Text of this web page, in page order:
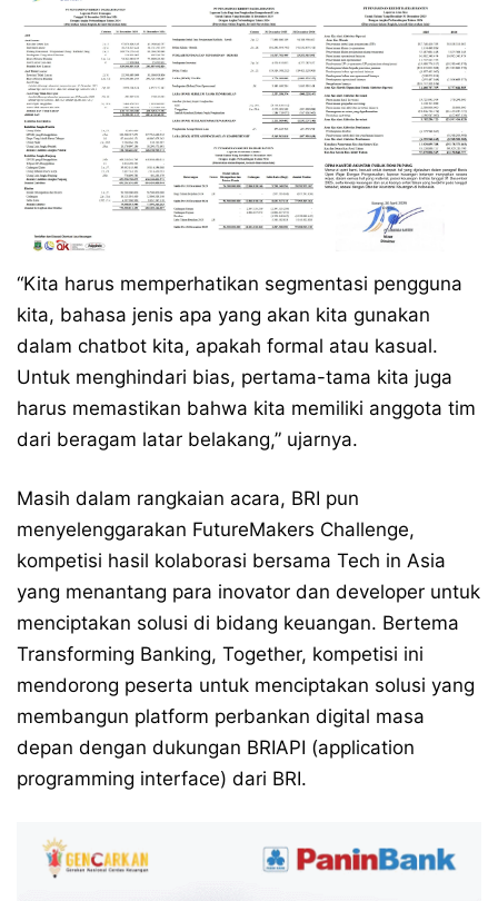
“Kita harus memperhatikan segmentasi pengguna
kita, bahasa jenis apa yang akan kita gunakan
dalam chatbot kita, apakah formal atau kasual.
Untuk menghindari bias, pertama-tama kita juga
harus memastikan bahwa kita memiliki anggota tim
dari beragam latar belakang,” ujarnya.
Masih dalam rangkaian acara, BRI pun
menyelenggarakan FutureMakers Challenge,
kompetisi hasil kolaborasi bersama Tech in Asia
yang menantang para inovator dan developer untuk
menciptakan solusi di bidang keuangan. Bertema
Transforming Banking, Together, kompetisi ini
mendorong peserta untuk menciptakan solusi yang
membangun platform perbankan digital masa
depan dengan dukungan BRIAPI (application
programming interface) dari BRI.